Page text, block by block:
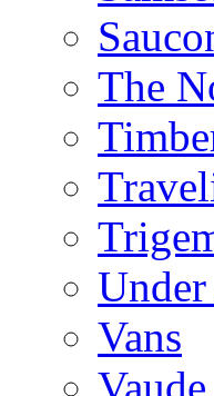
The
Vans
Vaude